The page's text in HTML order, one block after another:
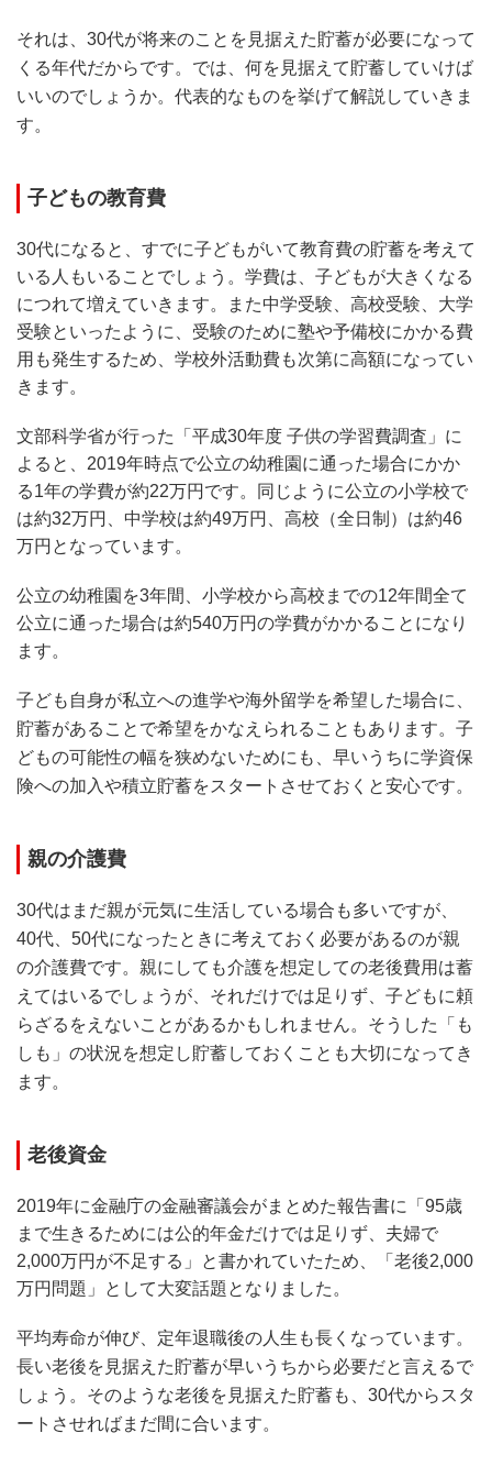
それは、30代が将来のことを見据えた貯蓄が必要になって
くる年代だからです。では、何を見据えて貯蓄していけば
いいのでしょうか。代表的なものを挙げて解説していきま
す。
子どもの教育費
30代になると、すでに子どもがいて教育費の貯蓄を考えて
いる人もいることでしょう。学費は、子どもが大きくなる
につれて増えていきます。また中学受験、高校受験、大学
受験といったように、受験のために塾や予備校にかかる費
用も発生するため、学校外活動費も次第に高額になってい
きます。
文部科学省が行った「平成30年度 子供の学習費調査」に
よると、2019年時点で公立の幼稚園に通った場合にかか
る1年の学費が約22万円です。同じように公立の小学校で
は約32万円、中学校は約49万円、高校（全日制）は約46
万円となっています。
公立の幼稚園を3年間、小学校から高校までの12年間全て
公立に通った場合は約540万円の学費がかかることになり
ます。
子ども自身が私立への進学や海外留学を希望した場合に、
貯蓄があることで希望をかなえられることもあります。子
どもの可能性の幅を狭めないためにも、早いうちに学資保
険への加入や積立貯蓄をスタートさせておくと安心です。
親の介護費
30代はまだ親が元気に生活している場合も多いですが、
40代、50代になったときに考えておく必要があるのが親
の介護費です。親にしても介護を想定しての老後費用は蓄
えてはいるでしょうが、それだけでは足りず、子どもに頼
らざるをえないことがあるかもしれません。そうした「も
しも」の状況を想定し貯蓄しておくことも大切になってき
ます。
老後資金
2019年に金融庁の金融審議会がまとめた報告書に「95歳
まで生きるためには公的年金だけでは足りず、夫婦で
2,000万円が不足する」と書かれていたため、「老後2,000
万円問題」として大変話題となりました。
平均寿命が伸び、定年退職後の人生も長くなっています。
長い老後を見据えた貯蓄が早いうちから必要だと言えるで
しょう。そのような老後を見据えた貯蓄も、30代からスタ
ートさせればまだ間に合います。